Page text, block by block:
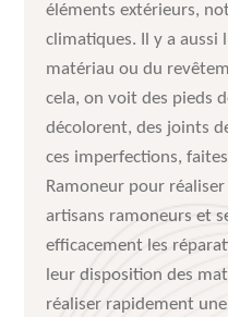
éléments extérieurs,
climatiques. Il y a aussi
matériau ou du
cela, on voit des pieds
décolorent, des joints
ces imperfections,
Ramoneur pour
artisans ramoneurs et
efficacement les
leur disposition des
réaliser rapidement